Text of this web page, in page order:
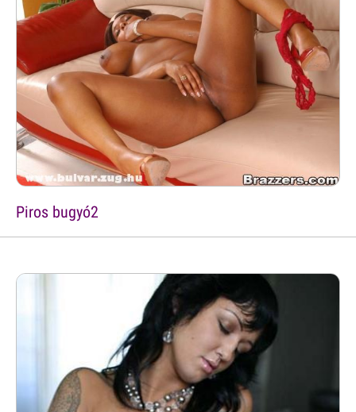
Piros bugyó2